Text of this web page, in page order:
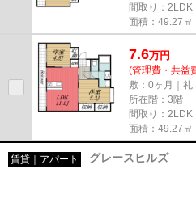
間取り：2LDK
面積：49.27㎡
7.6万円
(管理費・共益
敷：0ヶ月｜礼
所在階：3階
間取り：2LDK
面積：49.27㎡
賃貸｜アパート グレースヒルズ